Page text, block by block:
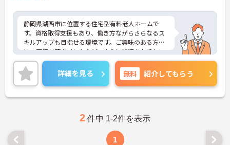
静岡県湖西市に位置する住宅型有料老人ホームで
す。資格取得支援もあり、働き方ながらさらなるス
キルアップも目指せる環境です。ご興味のある方に
は、面接対策ポイントなど、さらに詳細をお話しい
たしますのでお気軽にご相談ください！
詳細を見る 無料 紹介してもらう
2 件中 1-2件を表示
1